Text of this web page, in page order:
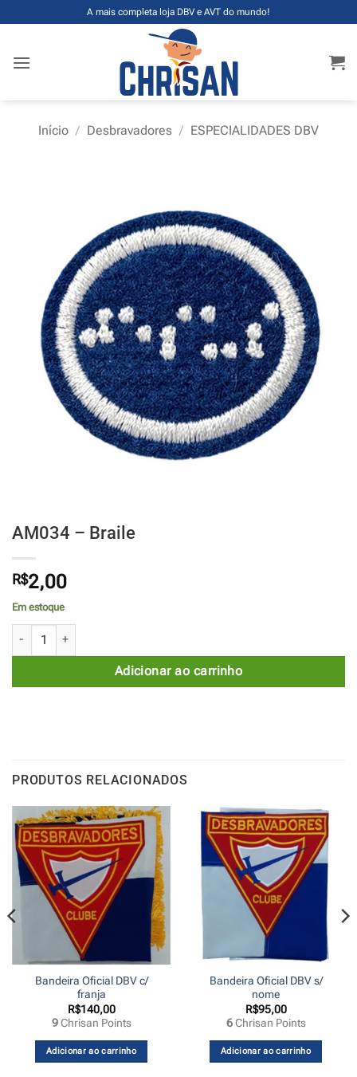
to
A mais completa loja DBV e AVT do mundo!
Início / Desbravadores / ESPECIALIDADES DBV
AM034 – Braile
R$2,00
Em estoque
AM034 - Braile quantidade
Adicionar ao carrinho
PRODUTOS RELACIONADOS
Bandeira Oficial DBV c/
franja
R$140,00
9Chrisan Points
Adicionar ao carrinho
Bandeira Oficial DBV s/
nome
R$95,00
6Chrisan Points
Adicionar ao carrinho